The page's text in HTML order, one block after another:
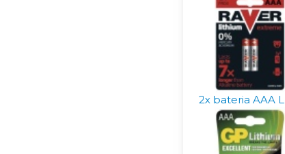
2x bateria AAA